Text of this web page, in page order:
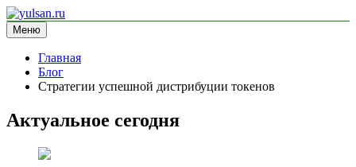
Перейти
к
содержимому
yulsan.ru
блог про криптовалюту
Меню
Главная
Блог
Стратегии успешной дистрибуции токенов
Актуальное сегодня